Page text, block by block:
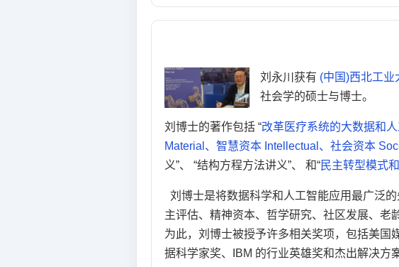
刘永川获有 (中国)西北工业
社会学的硕士与博士。
刘博士的著作包括 “改革医疗系统的大数据和
Material、智慧资本 Intellectual、社会资本
义”、 “结构方程方法讲义”、 和“民主转型模式
刘博士是将数据科学和人工智能应用最广泛
主评估、精神资本、哲学研究、社区发展、老
为此，刘博士被授予许多相关奖项，包括美国
据科学家奖、IBM 的行业英雄奖和杰出解决方